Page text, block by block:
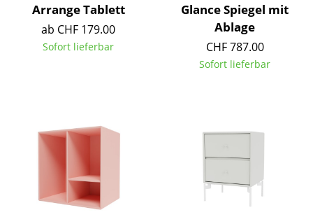
Barmöbel
Garderoben
Hängeleuchten & Deckenleuchten
Tischleuchten
Arrange Tablett
ab CHF 179.00
Sofort lieferbar
Glance Spiegel mit
Ablage
CHF 787.00
Sofort lieferbar